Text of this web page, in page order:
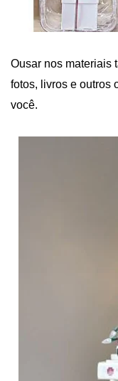
Ousar nos materiais
fotos, livros e outros
você.